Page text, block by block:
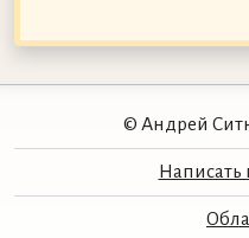
© Андрей
Написать